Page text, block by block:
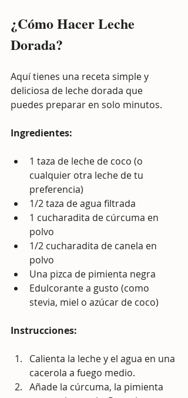
¿Cómo Hacer Leche
Dorada?
Aquí tienes una receta simple y
deliciosa de leche dorada que
puedes preparar en solo minutos.
Ingredientes:
1 taza de leche de coco (o
cualquier otra leche de tu
preferencia)
1/2 taza de agua filtrada
1 cucharadita de cúrcuma en
polvo
1/2 cucharadita de canela en
polvo
Una pizca de pimienta negra
Edulcorante a gusto (como
stevia, miel o azúcar de coco)
Instrucciones:
Calienta la leche y el agua en una
cacerola a fuego medio.
Añade la cúrcuma, la pimienta